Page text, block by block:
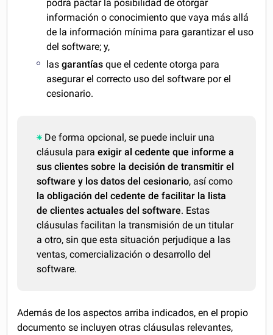
podrá pactar la posibilidad de otorgar
información o conocimiento que vaya más allá
de la información mínima para garantizar el uso
del software; y,
lasgarantías que el cedente otorga para
asegurar el correcto uso del software por el
cesionario.
De forma opcional, se puede incluir una
cláusula paraexigir al cedente que informe a
sus clientes sobre la decisión de transmitir el
software y los datos del cesionario, así como
la obligación del cedente de facilitar la lista
de clientes actuales del software. Estas
cláusulas facilitan la transmisión de un titular
a otro, sin que esta situación perjudique a las
ventas, comercialización o desarrollo del
software.
Además de los aspectos arriba indicados, en el propio
documento se incluyen otras cláusulas relevantes,